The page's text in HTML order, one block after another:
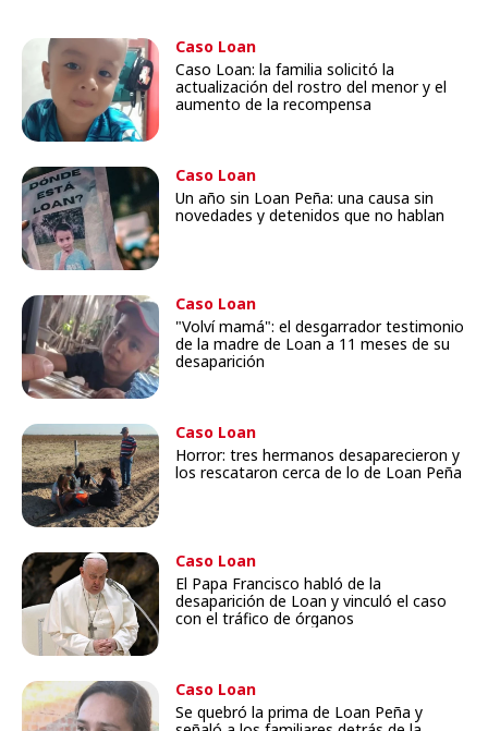
Caso Loan
Caso Loan: la familia solicitó la
actualización del rostro del menor y el
aumento de la recompensa
Caso Loan
Un año sin Loan Peña: una causa sin
novedades y detenidos que no hablan
Caso Loan
"Volví mamá": el desgarrador testimonio
de la madre de Loan a 11 meses de su
desaparición
Caso Loan
Horror: tres hermanos desaparecieron y
los rescataron cerca de lo de Loan Peña
Caso Loan
El Papa Francisco habló de la
desaparición de Loan y vinculó el caso
con el tráfico de órganos
Caso Loan
Se quebró la prima de Loan Peña y